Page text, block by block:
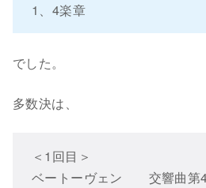
1、4楽章
でした。
多数決は、
＜1回目＞
ベートーヴェン 交響曲第